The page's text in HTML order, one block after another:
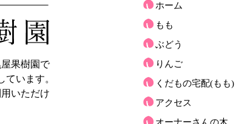
果樹園で
います。
いただけ
ホーム
もも
ぶどう
りんご
くだもの宅配(もも)
アクセス